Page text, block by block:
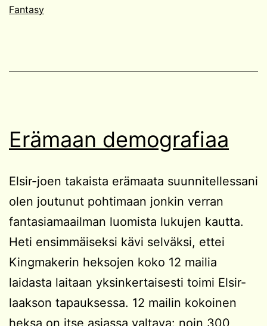
Fantasy
Erämaan demografiaa
Elsir-joen takaista erämaata suunnitellessani
olen joutunut pohtimaan jonkin verran
fantasiamaailman luomista lukujen kautta.
Heti ensimmäiseksi kävi selväksi, ettei
Kingmakerin heksojen koko 12 mailia
laidasta laitaan yksinkertaisesti toimi Elsir-
laakson tapauksessa. 12 mailin kokoinen
heksa on itse asiassa valtava: noin 300